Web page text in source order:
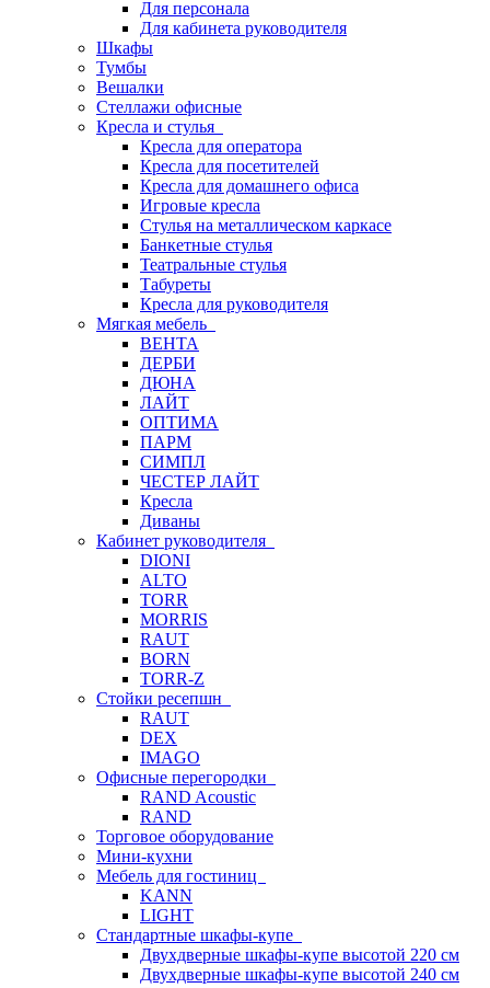
Для персонала
Для кабинета руководителя
Шкафы
Тумбы
Вешалки
Стеллажи офисные
Кресла и стулья
Кресла для оператора
Кресла для посетителей
Кресла для домашнего офиса
Игровые кресла
Стулья на металлическом каркасе
Банкетные стулья
Театральные стулья
Табуреты
Кресла для руководителя
Мягкая мебель
ВЕНТА
ДЕРБИ
ДЮНА
ЛАЙТ
ОПТИМА
ПАРМ
СИМПЛ
ЧЕСТЕР ЛАЙТ
Кресла
Диваны
Кабинет руководителя
DIONI
ALTO
TORR
MORRIS
RAUT
BORN
TORR-Z
Стойки ресепшн
RAUT
DEX
IMAGO
Офисные перегородки
RAND Acoustic
RAND
Торговое оборудование
Мини-кухни
Мебель для гостиниц
KANN
LIGHT
Стандартные шкафы-купе
Двухдверные шкафы-купе высотой 220 см
Двухдверные шкафы-купе высотой 240 см